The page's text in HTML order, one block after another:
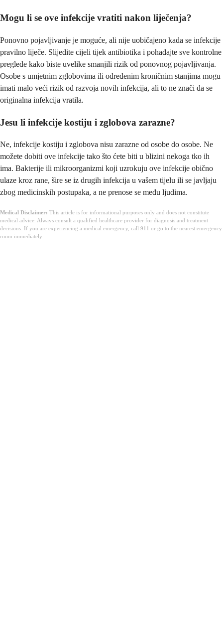
Mogu li se ove infekcije vratiti nakon liječenja?
Ponovno pojavljivanje je moguće, ali nije uobičajeno kada se infekcije
pravilno liječe. Slijedite cijeli tijek antibiotika i pohađajte sve kontrolne
preglede kako biste uvelike smanjili rizik od ponovnog pojavljivanja.
Osobe s umjetnim zglobovima ili određenim kroničnim stanjima mogu
imati malo veći rizik od razvoja novih infekcija, ali to ne znači da se
originalna infekcija vratila.
Jesu li infekcije kostiju i zglobova zarazne?
Ne, infekcije kostiju i zglobova nisu zarazne od osobe do osobe. Ne
možete dobiti ove infekcije tako što ćete biti u blizini nekoga tko ih
ima. Bakterije ili mikroorganizmi koji uzrokuju ove infekcije obično
ulaze kroz rane, šire se iz drugih infekcija u vašem tijelu ili se javljaju
zbog medicinskih postupaka, a ne prenose se među ljudima.
Medical Disclaimer: This article is for informational purposes only and does not constitute
medical advice. Always consult a qualified healthcare provider for diagnosis and treatment
decisions. If you are experiencing a medical emergency, call 911 or go to the nearest emergency
room immediately.